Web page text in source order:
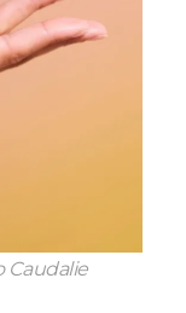
Caudalie